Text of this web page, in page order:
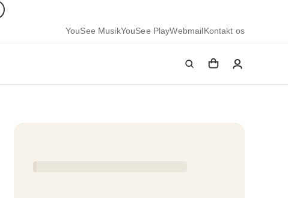
YouSee MusikYouSee PlayWebmailKontakt os